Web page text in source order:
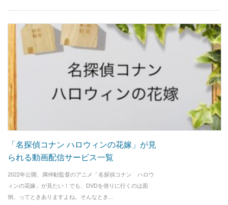
「名探偵コナン ハロウィンの花嫁」が見
られる動画配信サービス一覧
2022年公開、満仲勧監督のアニメ「名探偵コナン ハロウ
ィンの花嫁」が見たい！でも、DVDを借りに行くのは面
倒。ってときありますよね。そんなとき...